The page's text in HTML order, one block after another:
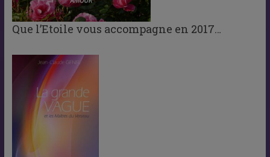
Que l’Etoile vous accompagne en 2017…